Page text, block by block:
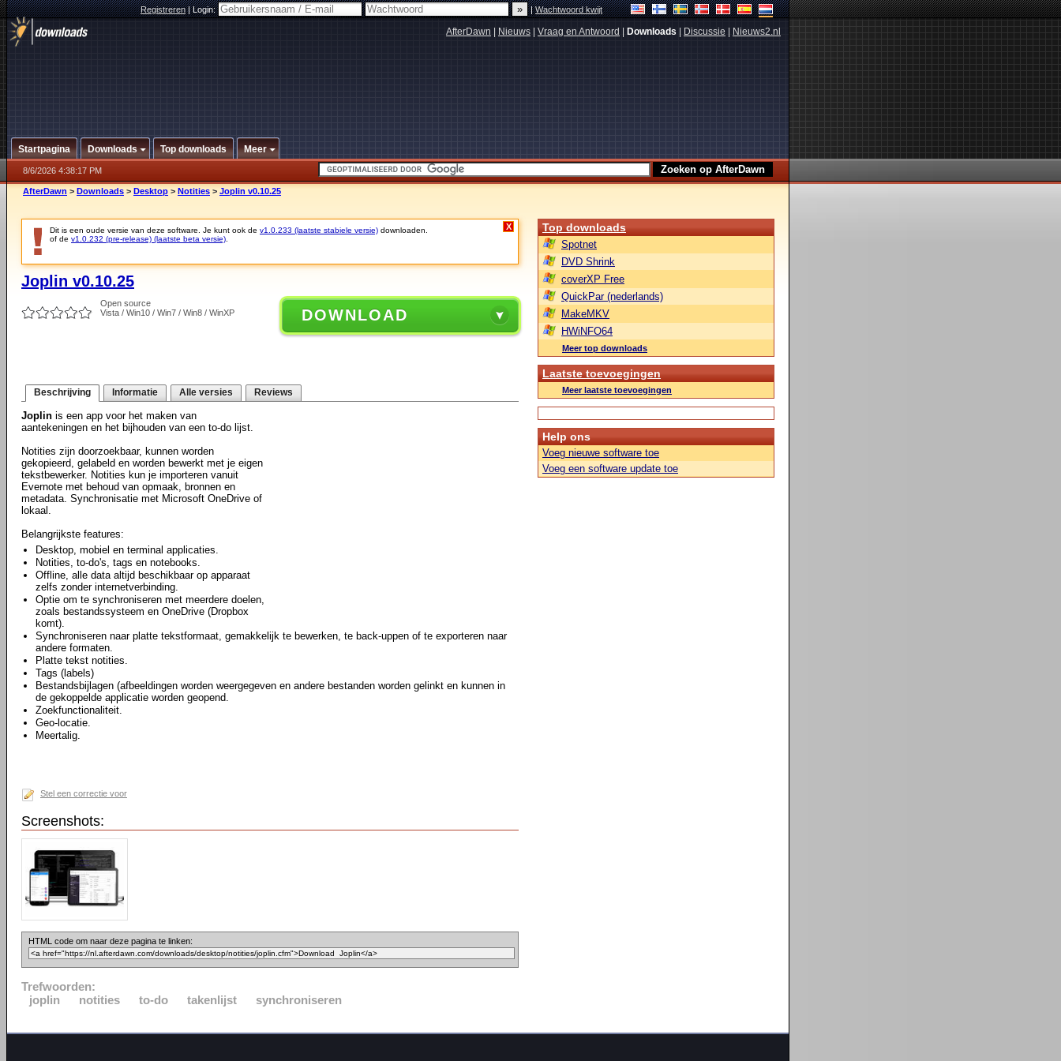
Registreren|Login: |Wachtwoord kwijt
AfterDawn Nieuws Vraag en Antwoord Downloads Discussie Nieuws2.nl
Startpagina Downloads Top downloads Meer
8/6/2026 4:38:17 PM
AfterDawn > Downloads > Desktop > Notities > Joplin v0.10.25
Dit is een oude versie van deze software. Je kunt ook de v1.0.233 (laatste stabiele versie) downloaden.
of de v1.0.232 (pre-release) (laatste beta versie)
X
Joplin v0.10.25
Open source
Vista / Win10 / Win7 / Win8 / WinXP
DOWNLOAD
Beschrijving Informatie Alle versies Reviews
Joplin is een app voor het maken van
aantekeningen en het bijhouden van een to-do lijst.
Notities zijn doorzoekbaar, kunnen worden
gekopieerd, gelabeld en worden bewerkt met je eigen
tekstbewerker. Notities kun je importeren vanuit
Evernote met behoud van opmaak, bronnen en
metadata. Synchronisatie met Microsoft OneDrive of
lokaal.
Belangrijkste features:
Desktop, mobiel en terminal applicaties.
Notities, to-do's, tags en notebooks.
Offline, alle data altijd beschikbaar op apparaat
zelfs zonder internetverbinding.
Optie om te synchroniseren met meerdere doelen,
zoals bestandssysteem en OneDrive (Dropbox
komt).
Synchroniseren naar platte tekstformaat, gemakkelijk te bewerken, te back-uppen of te exporteren naar
andere formaten.
Platte tekst notities.
Tags (labels)
Bestandsbijlagen (afbeeldingen worden weergegeven en andere bestanden worden gelinkt en kunnen in
de gekoppelde applicatie worden geopend.
Zoekfunctionaliteit.
Geo-locatie.
Meertalig.
Stel een correctie voor
Screenshots:
HTML code om naar deze pagina te linken:
Trefwoorden:
joplin
notities to-do takenlijst synchroniseren
Top downloads
Spotnet
DVD Shrink
coverXP Free
QuickPar (nederlands)
MakeMKV
HWiNFO64
Meer top downloads
Laatste toevoegingen
Meer laatste toevoegingen
Help ons
Voeg nieuwe software toe
Voeg een software update toe